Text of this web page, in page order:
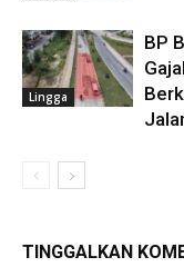
Lingga
BP
TINGGALKAN